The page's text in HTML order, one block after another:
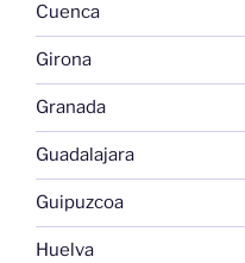
Cuenca
Girona
Granada
Guadalajara
Guipuzcoa
Huelva